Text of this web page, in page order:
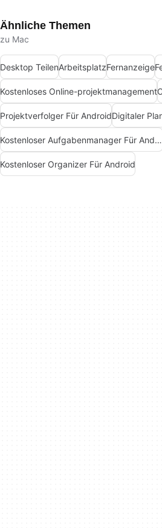
Ähnliche Themen
zu Mac
Desktop TeilenArbeitsplatzFernanzeige
Kostenloses Online-projektmanagement
Projektverfolger Für AndroidDigitaler
Kostenloser Aufgabenmanager Für Android
Kostenloser Organizer Für Android